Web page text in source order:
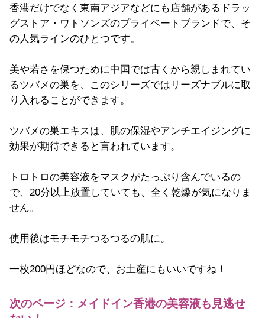
香港だけでなく東南アジアなどにも店舗があるドラッ
グストア・ワトソンズのプライベートブランドで、そ
の人気ラインのひとつです。
美や若さを保つために中国では古くから親しまれてい
るツバメの巣を、このシリーズではリーズナブルに取
り入れることができます。
ツバメの巣エキスは、肌の保湿やアンチエイジングに
効果が期待できると言われています。
トロトロの美容液をマスクがたっぷり含んでいるの
で、20分以上放置していても、全く乾燥が気になりま
せん。
使用後はモチモチつるつるの肌に。
一枚200円ほどなので、お土産にもいいですね！
次のページ：メイドイン香港の美容液も見逃せ